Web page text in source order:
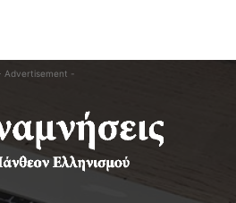
Advertisement -